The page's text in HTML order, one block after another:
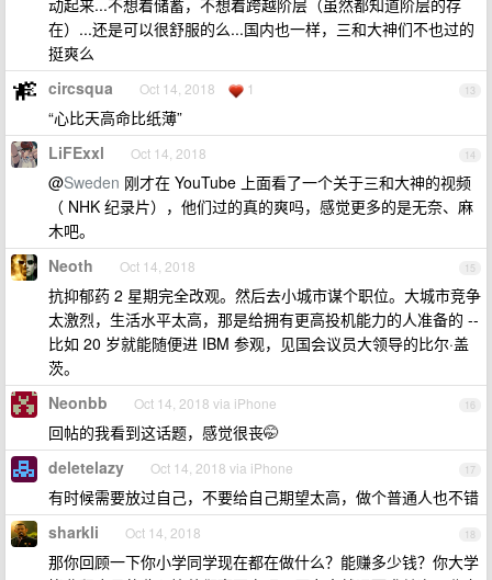
动起来...不想着储蓄，不想着跨越阶层（虽然都知道阶层的存
在）...还是可以很舒服的么...国内也一样，三和大神们不也过的
挺爽么
13
circsqua Oct 14, 2018 1
“心比天高命比纸薄”
14
LiFExxl Oct 14, 2018
@Sweden 刚才在 YouTube 上面看了一个关于三和大神的视频
（ NHK 纪录片），他们过的真的爽吗，感觉更多的是无奈、麻
木吧。
15
Neoth Oct 14, 2018
抗抑郁药 2 星期完全改观。然后去小城市谋个职位。大城市竞争
太激烈，生活水平太高，那是给拥有更高投机能力的人准备的 --
比如 20 岁就能随便进 IBM 参观，见国会议员大领导的比尔·盖
茨。
16
Neonbb Oct 14, 2018 via iPhone
回帖的我看到这话题，感觉很丧🤭
17
deletelazy Oct 14, 2018 via iPhone
有时候需要放过自己，不要给自己期望太高，做个普通人也不错
18
sharkli Oct 14, 2018
那你回顾一下你小学同学现在都在做什么？能赚多少钱？你大学